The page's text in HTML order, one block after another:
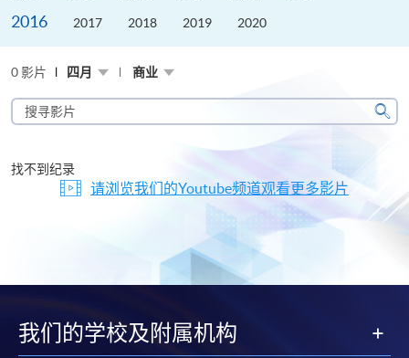
2016 2017 2018 2019 2020
0 影片 四月 商业
搜
寻
片
搜
找不到纪录
请浏览我们的Youtube频道观看更多影片
我们的学校及附属机构